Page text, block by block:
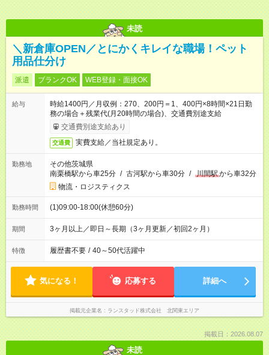
未読
＼新倉庫OPEN／とにかくキレイな職場！ペット
用品仕分け
派遣 ブランクOK WEB登録・面接OK
給与
時給1400円／月収例：270、200円＝1、400円×8時間×21日勤
務の場合＋残業代(月20時間の場合)、交通費別途支給
交通費別途支給あり
交通費 実費支給／当社規定あり。
勤務地
その他茨城県
南栗橋駅から車25分 / 古河駅から車30分 / 川間駅から車32分
物流・ロジスティクス
勤務時間 (1)09:00-18:00(休憩60分)
期間 3ヶ月以上／即日～長期（3ヶ月更新／初回2ヶ月）
特徴 履歴書不要 / 40～50代活躍中
気になる！ 応募する 詳細へ
掲載元企業名 ランスタッド株式会社 北関東エリア
掲載日：2026.08.07
未読